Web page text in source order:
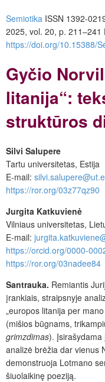
Semiotika ISSN 1392-
2025, vol. 20, p. 211–241
https://doi.org/10.15388/
Gyčio
litanija“:
struktūros
Silvi Salupere
Tartu universitetas, Estija
E-mail:
https://ror.org/03z77qz90
Jurgita Katkuvienė
Vilniaus universitetas,
E-mail:
https://orcid.org/0000-
https://ror.org/03nadee84
Santrauka. Remiantis
įrankiais, straipsnyje
„europos litanija per
(mišios būgnams,
grimzdimas). Įsirašydama
analizė brėžia dar vienus
demonstruoja Lotmano
šiuolaikinę poeziją.